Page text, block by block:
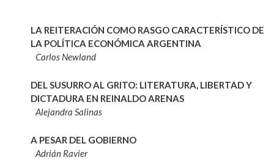
LA REITERACIÓN COMO RASGO CARACTERÍSTICO DE
LA POLÍTICA ECONÓMICA ARGENTINA
Carlos Newland
DEL SUSURRO AL GRITO: LITERATURA, LIBERTAD Y
DICTADURA EN REINALDO ARENAS
Alejandra Salinas
A PESAR DEL GOBIERNO
Adrián Ravier